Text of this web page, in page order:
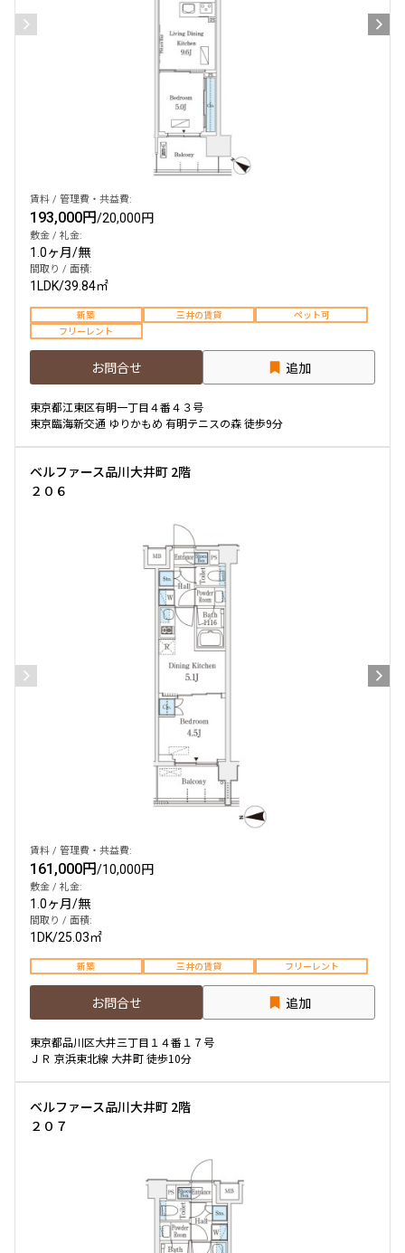
賃料 / 管理費・共益費:
193,000円/20,000円
敷金 / 礼金:
1.0ヶ月/無
間取り / 面積:
1LDK/39.84㎡
新築 三井の賃貸
ペット可
フリーレント
お問合せ 追加
東京都江東区有明一丁目４番４３号
東京臨海新交通 ゆりかもめ 有明テニスの森 徒歩9分
ベルファース品川大井町 2階
２０６
賃料 / 管理費・共益費:
161,000円/10,000円
敷金 / 礼金:
1.0ヶ月/無
間取り / 面積:
1DK/25.03㎡
新築 三井の賃貸 フリーレント
お問合せ 追加
東京都品川区大井三丁目１４番１７号
ＪＲ 京浜東北線 大井町 徒歩10分
ベルファース品川大井町 2階
２０７